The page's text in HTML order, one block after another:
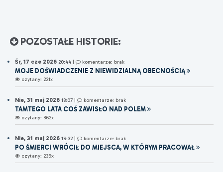
POZOSTAŁE HISTORIE:
Śr, 17 cze 2026 20:44 komentarze: brak
MOJE DOŚWIADCZENIE Z NIEWIDZIALNĄ OBECNOŚCIĄ
czytany: 221x
Nie, 31 maj 2026 18:07 komentarze: brak
TAMTEGO LATA COŚ ZAWISŁO NAD POLEM
czytany: 362x
Nie, 31 maj 2026 19:32 | komentarze: brak
PO ŚMIERCI WRÓCIŁ DO MIEJSCA, W KTÓRYM PRACOWAŁ
czytany: 239x